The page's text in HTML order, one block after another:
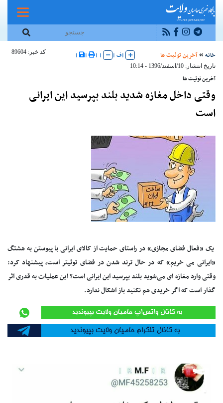
خانه آخرین توئیت ها |ف |
|
|
|
|
کد خبر: 89604
تاریخ انتشار: 10/اسفند/1396 - 10:14
آخرین توئیت ها
وقتی داخل مغازه شدید بلند بپرسید این ایرانی
است
یک «فعال فضای مجازی» در راستای حمایت از کالای ایرانی با پیوستن به هشتگ
«ایرانی می خریم» که در حال ترند شدن در فضای توئیتر است، پیشنهاد کرد:
وقتی وارد مغازه ای می‌شوید بلند بپرسید این ایرانی است؟ این عملیات به قدری اثر
گذار است که اگر خریدی هم نکنید باز اشکال ندارد.